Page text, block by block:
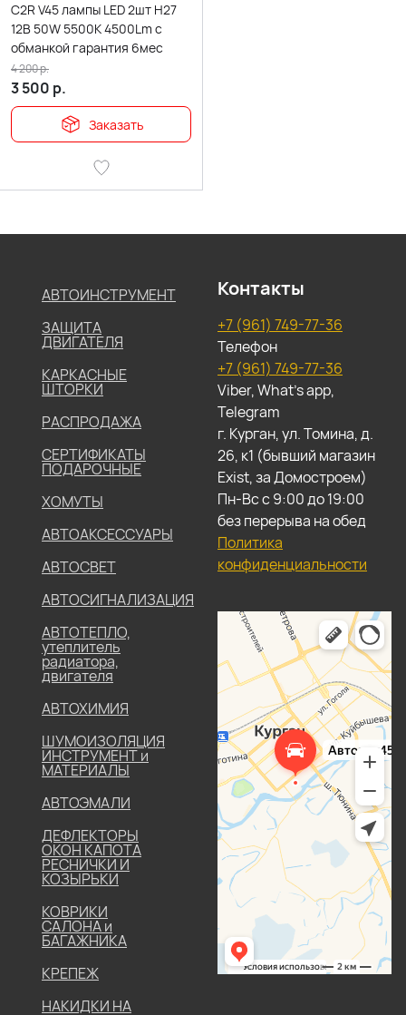
C2R V45 лампы LED 2шт H27
12В 50W 5500K 4500Lm с
обманкой гарантия 6мес
3 500 р.
4 200р.
Заказать
АВТОИНСТРУМЕНТ
ЗАЩИТА
ДВИГАТЕЛЯ
КАРКАСНЫЕ
ШТОРКИ
РАСПРОДАЖА
СЕРТИФИКАТЫ
ПОДАРОЧНЫЕ
ХОМУТЫ
АВТОАКСЕССУАРЫ
АВТОСВЕТ
АВТОСИГНАЛИЗАЦИЯ
АВТОТЕПЛО,
утеплитель
радиатора,
двигателя
АВТОХИМИЯ
ШУМОИЗОЛЯЦИЯ
ИНСТРУМЕНТ и
МАТЕРИАЛЫ
АВТОЭМАЛИ
ДЕФЛЕКТОРЫ
ОКОН КАПОТА
РЕСНИЧКИ И
КОЗЫРЬКИ
КОВРИКИ
САЛОНА и
БАГАЖНИКА
КРЕПЕЖ
НАКИДКИ НА
Контакты
+7 (961) 749-77-36
Телефон
+7 (961) 749-77-36
Viber, What's app,
Telegram
г. Курган, ул. Томина, д.
26, к1 (бывший магазин
Exist, за Домостроем)
Пн-Вс с 9:00 до 19:00
без перерыва на обед
Политика
конфиденциальности